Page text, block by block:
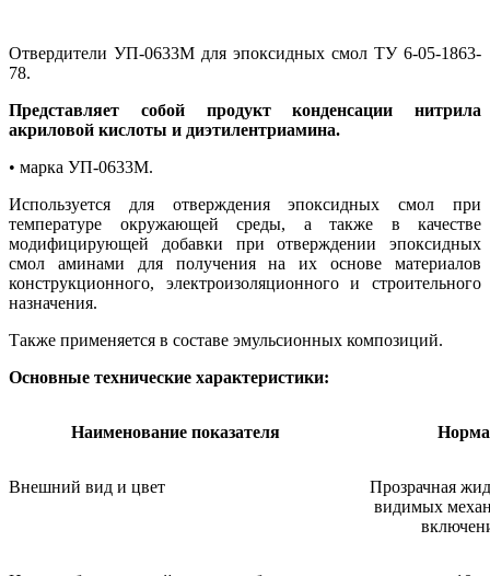
Отвердители УП-0633М для эпоксидных смол ТУ 6-05-1863-
78.
Представляет собой продукт конденсации нитрила
акриловой кислоты и диэтилентриамина.
• марка УП-0633М.
Используется для отверждения эпоксидных смол при
температуре окружающей среды, а также в качестве
модифицирующей добавки при отверждении эпоксидных
смол аминами для получения на их основе материалов
конструкционного, электроизоляционного и строительного
назначения.
Также применяется в составе эмульсионных композиций.
Основные технические характеристики:
Наименование показателя Норма
Bнешний вид и цвет
Прозрачная
видимых